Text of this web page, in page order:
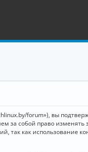
forum»), вы
за собой право
так как использование